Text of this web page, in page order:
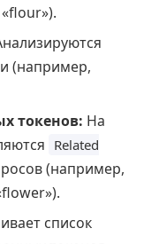
(например,
токенов: На
Related
(например,
список